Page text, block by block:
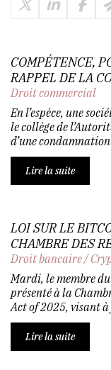
COMPÉTENCE,
RAPPEL DE LA
Droit commercial
En l’espèce, une
le collège de
d’une
Lire la suite
LOI SUR LE
CHAMBRE DES
Droit bancaire/
Mardi, le membre
présenté à la
Act of 2025, visant
Lire la suite